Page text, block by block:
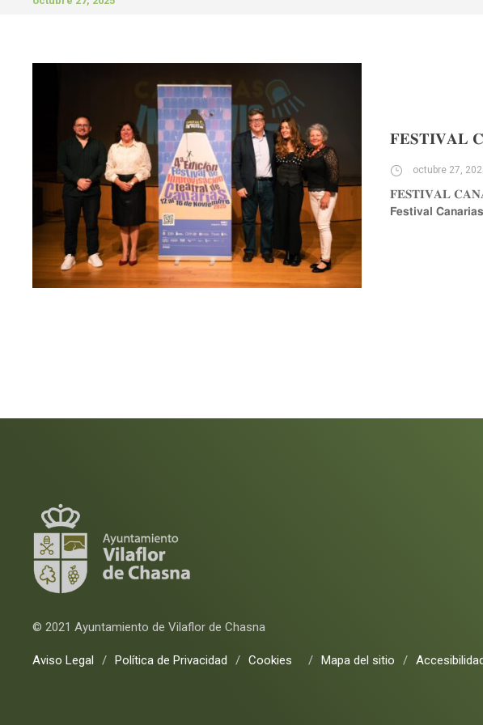
𝐅𝐄𝐒𝐓𝐈𝐕𝐀𝐋
octubre 27,
𝐅𝐄𝐒𝐓𝐈𝐕𝐀𝐋
𝗙𝗲𝘀𝘁𝗶𝘃𝗮𝗹
© 2021 Ayuntamiento de Vilaflor de Chasna
Aviso Legal / Política de Privacidad / Cookies / Mapa del sitio /